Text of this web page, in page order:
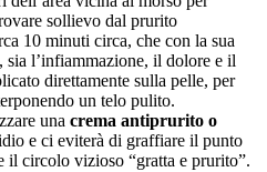
sollievo dal prurito
10 minuti circa, che con la sua
l’infiammazione, il dolore e il
direttamente sulla pelle, per
un telo pulito.
una crema antiprurito o
e ci eviterà di graffiare il punto
il circolo vizioso “gratta e prurito”.